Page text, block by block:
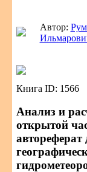
Автор:
Книга ID: 1566
Анализ и
открытой
автореферат